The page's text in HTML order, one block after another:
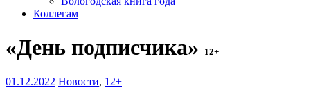
Коллегам
«День подписчика» 12+
01.12.2022 Новости, 12+